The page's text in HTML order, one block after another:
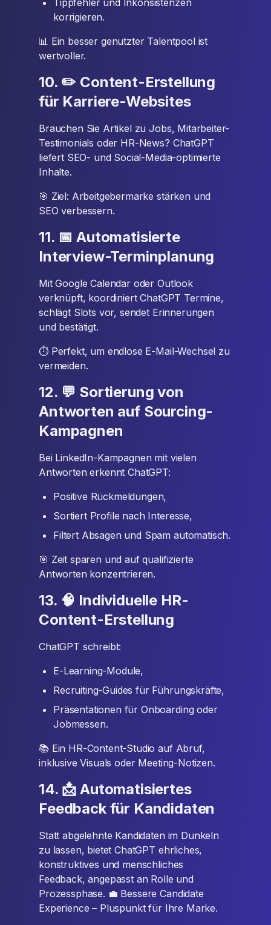
Tippfehler und Inkonsistenzen
korrigieren.
📊 Ein besser genutzter Talentpool ist
wertvoller.
10. ✏️ Content-Erstellung
für Karriere-Websites
Brauchen Sie Artikel zu Jobs, Mitarbeiter-
Testimonials oder HR-News? ChatGPT
liefert SEO- und Social-Media-optimierte
Inhalte.
🎯 Ziel: Arbeitgebermarke stärken und
SEO verbessern.
11. 📅 Automatisierte
Interview-Terminplanung
Mit Google Calendar oder Outlook
verknüpft, koordiniert ChatGPT Termine,
schlägt Slots vor, sendet Erinnerungen
und bestätigt.
⏱ Perfekt, um endlose E-Mail-Wechsel zu
vermeiden.
12. 💬 Sortierung von
Antworten auf Sourcing-
Kampagnen
Bei LinkedIn-Kampagnen mit vielen
Antworten erkennt ChatGPT:
Positive Rückmeldungen,
Sortiert Profile nach Interesse,
Filtert Absagen und Spam automatisch.
🎯 Zeit sparen und auf qualifizierte
Antworten konzentrieren.
13. 🧠 Individuelle HR-
Content-Erstellung
ChatGPT schreibt:
E-Learning-Module,
Recruiting-Guides für Führungskräfte,
Präsentationen für Onboarding oder
Jobmessen.
📚 Ein HR-Content-Studio auf Abruf,
inklusive Visuals oder Meeting-Notizen.
14. 📩 Automatisiertes
Feedback für Kandidaten
Statt abgelehnte Kandidaten im Dunkeln
zu lassen, bietet ChatGPT ehrliches,
konstruktives und menschliches
Feedback, angepasst an Rolle und
Prozessphase. 💼 Bessere Candidate
Experience – Pluspunkt für Ihre Marke.